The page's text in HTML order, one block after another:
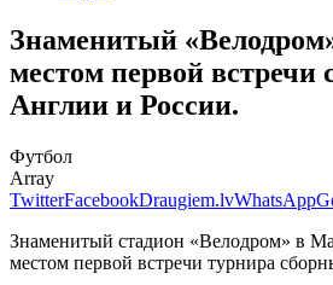
Знаменитый
местом первой встречи
Англии и России.
Футбол
Array
TwitterFacebookDraugiem.lvWhatsApp
Знаменитый стадион «Велодром» в
местом первой встречи турнира